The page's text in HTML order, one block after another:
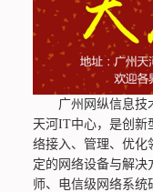
广州网纵信息技术
天河IT中心，是创新
络接入、管理、优化
定的网络设备与解决
师、电信级网络系统